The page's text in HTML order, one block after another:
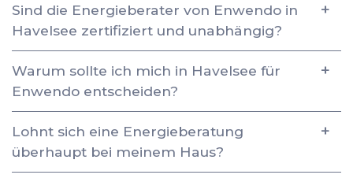
Sind die Energieberater von Enwendo in
Havelsee zertifiziert und unabhängig?
Warum sollte ich mich in Havelsee für
Enwendo entscheiden?
Lohnt sich eine Energieberatung
überhaupt bei meinem Haus?